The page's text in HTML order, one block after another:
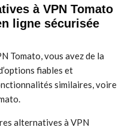
à VPN Tomato
ligne sécurisée
Tomato, vous avez de la
fiables et
similaires, voire
alternatives à VPN